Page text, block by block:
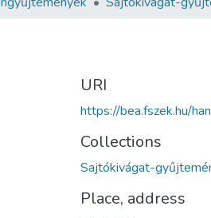
URI
https://bea.fszek.hu/
Collections
Sajtókivágat-
Place, address